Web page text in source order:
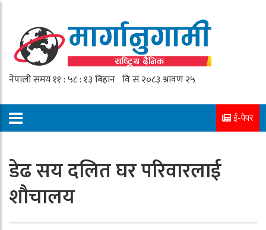
ई-पेपर
डेढ सय दलित घर परिवारलाई
शौचालय